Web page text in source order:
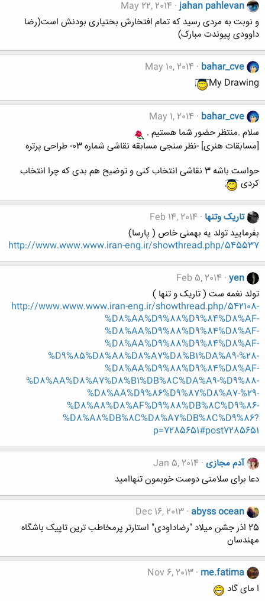
jahan pahlevan
May 22, 2014
و نوبت به مردی رسید که تمام افتخارش بختیاری بودنش است(رضا
داوودی پیوندت مبارک)
bahar_cve
May 10, 2014
My Drawing
bahar_cve
May 1, 2014
سلام .منتظر حضور شما هستیم .
[مسابقات هنری] -نظر سنجی مسابقه نقاشی شماره 03- طراحی پرتره
حواست باشه 3 نقاشی انتخاب کنی و توضیح هم بدی که چرا انتخاب
کردی
تاریک وتنها Feb 14, 2014
بفرمایید تولد یه بهمنی خاص ( پارسا)
http://www.www.www.iran-eng.ir/showthread.php/545537
yen
Feb 5, 2014
تولد نغمه ست ( تاریک و تنها )
http://www.www.www.iran-eng.ir/showthread.php/542108-
%D8%AA%D9%88%D9%84%D8%AF-
%D8%AA%D9%88%D9%84%D8%AF-
%D8%AA%D9%88%D9%84%D8%AF-
%D9%85%D8%A8%D8%A7%D8%B1%DA%A9-%28-
%D8%AA%D9%88%D9%84%D8%AF-
%D8%AA%D8%A7%D8%B1%DB%8C%DA%A9-%D9%88-
%D8%AA%D9%86%D9%87%D8%A7-%29-
%D8%A8%D8%AF%D9%88%DB%8C%D9%86-
%D8%A8%DB%8C%D8%A7%DB%8C%D9%86?
p=7285651#post7285651
آدم مجازی Jan 5, 2014
دعا برای سلامتی دوست خوبمون تنهاامید
abyss ocean
Dec 16, 2013
25 اذر جشن میلاد "رضاداودی" استارتر پرمخاطب ترین تاپیک باشگاه
مهندسان
me.fatima
Nov 6, 2013
ا مای گاد